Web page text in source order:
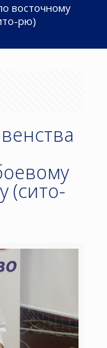
восточному
рю)
(сито-